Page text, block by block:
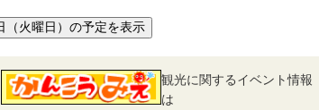
（火曜日）の予定を表示
観光に関するイベント情報
は